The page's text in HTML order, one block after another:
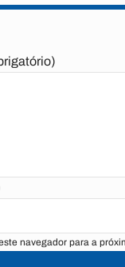
navegador para a